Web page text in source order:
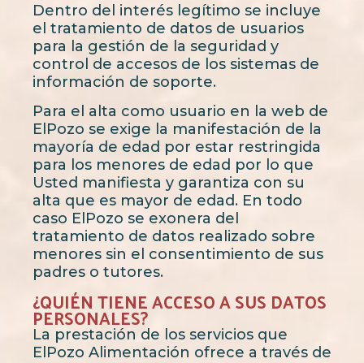
Dentro del interés legítimo se incluye
el tratamiento de datos de usuarios
para la gestión de la seguridad y
control de accesos de los sistemas de
información de soporte.
Para el alta como usuario en la web de
ElPozo se exige la manifestación de la
mayoría de edad por estar restringida
para los menores de edad por lo que
Usted manifiesta y garantiza con su
alta que es mayor de edad. En todo
caso ElPozo se exonera del
tratamiento de datos realizado sobre
menores sin el consentimiento de sus
padres o tutores.
¿QUIÉN TIENE ACCESO A SUS DATOS
PERSONALES?
La prestación de los servicios que
ElPozo Alimentación ofrece a través de